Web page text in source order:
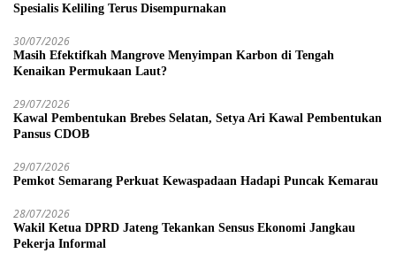
Spesialis Keliling Terus Disempurnakan
30/07/2026
Masih Efektifkah Mangrove Menyimpan Karbon di Tengah
Kenaikan Permukaan Laut?
29/07/2026
Kawal Pembentukan Brebes Selatan, Setya Ari Kawal Pembentukan
Pansus CDOB
29/07/2026
Pemkot Semarang Perkuat Kewaspadaan Hadapi Puncak Kemarau
28/07/2026
Wakil Ketua DPRD Jateng Tekankan Sensus Ekonomi Jangkau
Pekerja Informal